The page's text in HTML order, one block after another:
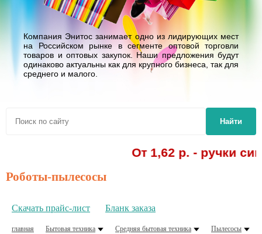
Компания Энитос занимает одно из лидирующих мест
на Российском рынке в сегменте оптовой торговли
товаров и оптовых закупок. Наши предложения будут
одинаково актуальны как для крупного бизнеса, так для
среднего и малого.
Найти
От 1,62 р. - ручки
Роботы-пылесосы
Скачать прайс-лист Бланк заказа
главная Бытовая техника Средняя бытовая техника
Пылесосы